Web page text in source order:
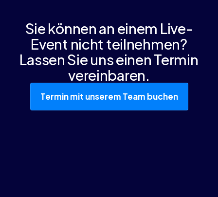
Sie können an einem Live-
Event nicht teilnehmen?
Lassen Sie uns einen Termin
vereinbaren.
Termin mit unserem Team buchen